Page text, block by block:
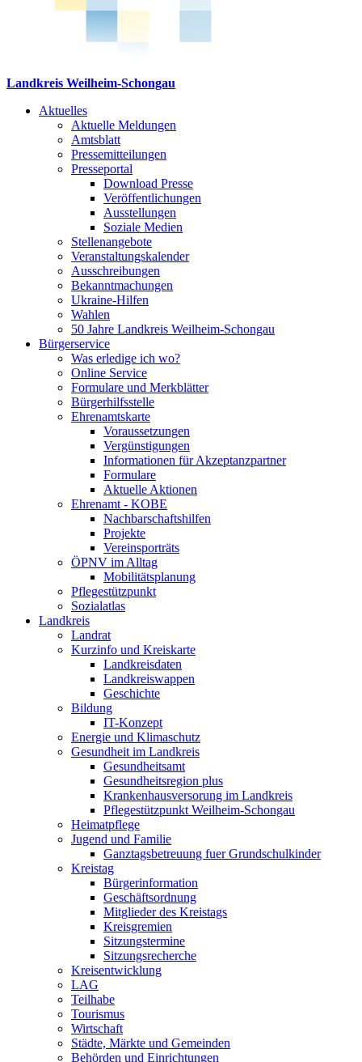
Landkreis Weilheim-Schongau
Aktuelles
Aktuelle Meldungen
Amtsblatt
Pressemitteilungen
Presseportal
Download Presse
Veröffentlichungen
Ausstellungen
Soziale Medien
Stellenangebote
Veranstaltungskalender
Ausschreibungen
Bekanntmachungen
Ukraine-Hilfen
Wahlen
50 Jahre Landkreis Weilheim-Schongau
Bürgerservice
Was erledige ich wo?
Online Service
Formulare und Merkblätter
Bürgerhilfsstelle
Ehrenamtskarte
Voraussetzungen
Vergünstigungen
Informationen für Akzeptanzpartner
Formulare
Aktuelle Aktionen
Ehrenamt - KOBE
Nachbarschaftshilfen
Projekte
Vereinsporträts
ÖPNV im Alltag
Mobilitätsplanung
Pflegestützpunkt
Sozialatlas
Landkreis
Landrat
Kurzinfo und Kreiskarte
Landkreisdaten
Landkreiswappen
Geschichte
Bildung
IT-Konzept
Energie und Klimaschutz
Gesundheit im Landkreis
Gesundheitsamt
Gesundheitsregion plus
Krankenhausversorung im Landkreis
Pflegestützpunkt Weilheim-Schongau
Heimatpflege
Jugend und Familie
Ganztagsbetreuung fuer Grundschulkinder
Kreistag
Bürgerinformation
Geschäftsordnung
Mitglieder des Kreistags
Kreisgremien
Sitzungstermine
Sitzungsrecherche
Kreisentwicklung
LAG
Teilhabe
Tourismus
Wirtschaft
Städte, Märkte und Gemeinden
Behörden und Einrichtungen